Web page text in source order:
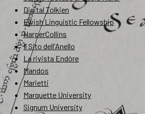
Digital Tolkien
Elvish Linguistic Fellowship
HarperCollins
Il Sito dell'Anello
La rivista Endóre
Mandos
Marietti
Marquette University
Signum University